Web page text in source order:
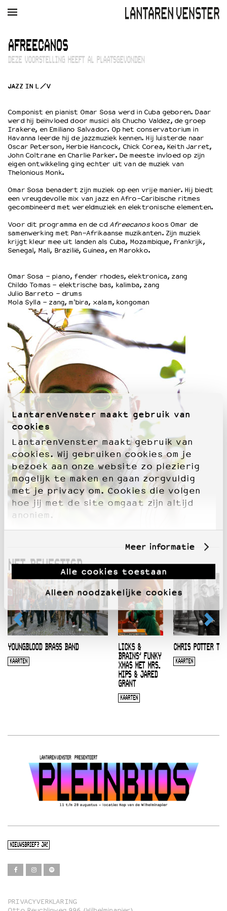
LantarenVenster maakt gebruik van
cookies
LantarenVenster maakt gebruik van
cookies. Wij gebruiken cookies om je
bezoek aan onze website zo plezierig
mogelijk te maken en gaan zorgvuldig
met je privacy om. Cookies die volgen
hoe jij met de site omgaat zijn altijd
anoniem.
Meer informatie
Alle cookies toestaan
Alleen noodzakelijke cookies
AGENDA FILM MUZIEK
Winkelmandje
Zoek
PLAN JE BEZOEK
Bereikbaarheid
Kaartverkoop
EDUCATIE
Filmprogramma’s Primair Onderwijs
Filmprogramma’s VO/MBO
OVER LANTARENVENSTER
Werken bij
Wie is wie
Word vriend
Historie
Partners
Huisregels
Privacyverklaring
Integriteits- en gedragscode
Duurzaamheid
Culturele boycot Israël
Ruimte voor artistieke vrijheid – VNPF
AFREECANOS
DEZE VOORSTELLING HEEFT AL PLAATSGEVONDEN
JAZZ IN L/V
Componist en pianist Omar Sosa werd in Cuba geboren. Daar
werd hij beïnvloed door musici als Chucho Valdez, de groep
Irakere, en Emiliano Salvador. Op het conservatorium in
Havanna leerde hij de jazzmuziek kennen. Hij luisterde naar
Oscar Peterson, Herbie Hancock, Chick Corea, Keith Jarret,
John Coltrane en Charlie Parker. De meeste invloed op zijn
eigen ontwikkeling ging echter uit van de muziek van
Thelonious Monk.
Omar Sosa benadert zijn muziek op een vrije manier. Hij biedt
een vreugdevolle mix van jazz en Afro-Caribische ritmes
gecombineerd met wereldmuziek en elektronische elementen.
Voor dit programma en de cdAfreecanoskoos Omar de
samenwerking met Pan-Afrikaanse muzikanten. Zijn muziek
krijgt kleur mee uit landen als Cuba, Mozambique, Frankrijk,
Senegal, Mali, Brazilië, Guinea, en Marokko.
Omar Sosa - piano, fender rhodes, elektronica, zang
Childo Tomas - elektrische bas, kalimba, zang
Julio Barreto - drums
Mola Sylla - zang, m'bira, xalam, kongoman
NET BEVESTIGD
YOUNGBLOOD BRASS BAND
KAARTEN
LICKS &
BRAINS’ FUNKY
XMAS MET MRS.
HIPS & JARED
GRANT
KAARTEN
CHRIS POTTER
KAARTEN
NIEUWSBRIEF? JA!
PRIVACYVERKLARING